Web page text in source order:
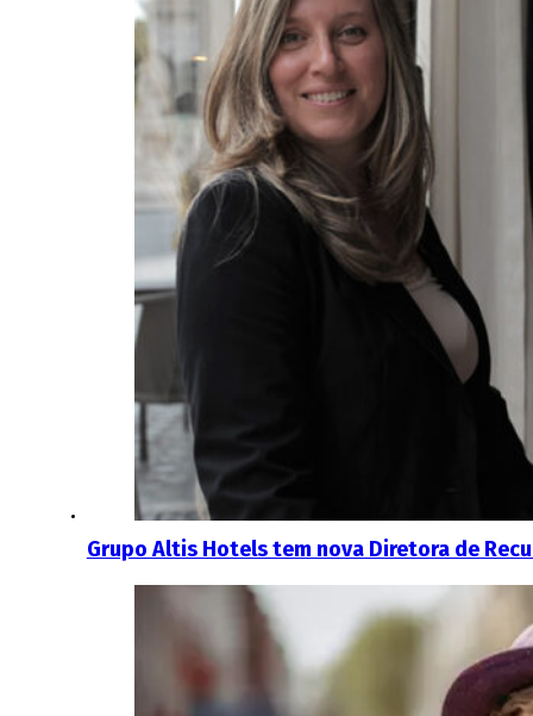
Grupo Altis Hotels tem nova Diretora de